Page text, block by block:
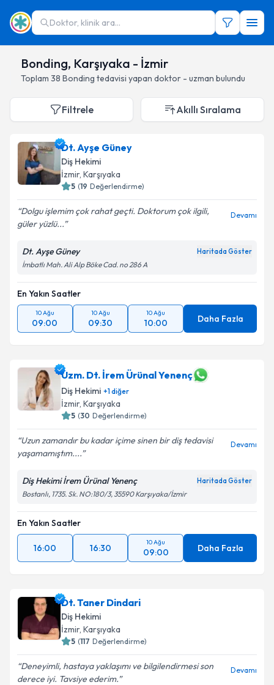
Doktor, klinik ara...
Bonding, Karşıyaka - İzmir
Toplam 38 Bonding tedavisi yapan doktor - uzman bulundu
Filtrele Akıllı Sıralama
Dt. Ayşe Güney
Diş Hekimi
İzmir, Karşıyaka
5 (19 Değerlendirme)
Dolgu işlemim çok rahat geçti. Doktorum çok ilgili,
güler yüzlü...
Devamı
Dt. Ayşe Güney Haritada Göster
İmbatlı Mah. Ali Alp Böke Cad. no 286 A
En Yakın Saatler
10 Ağu
09:00
10 Ağu
09:30
10 Ağu
10:00 Daha Fazla
Uzm. Dt. İrem Ürünal Yenenç
Diş Hekimi +1diğer
İzmir, Karşıyaka
5 (30 Değerlendirme)
Uzun zamandır bu kadar içime sinen bir diş tedavisi
yaşamamıştım....
Devamı
Diş Hekimi İrem Ürünal Yenenç Haritada Göster
Bostanlı, 1735. Sk. NO:180/3, 35590 Karşıyaka/İzmir
En Yakın Saatler
16:00 16:30
10 Ağu
09:00 Daha Fazla
Dt. Taner Dindari
Diş Hekimi
İzmir, Karşıyaka
5 (117 Değerlendirme)
Deneyimli, hastaya yaklaşımı ve bilgilendirmesi son
derece iyi. Tavsiye ederim.
Devamı